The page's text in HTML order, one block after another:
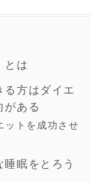
とは
る方はダイエ
がある
ットを成功させ
睡眠をとろう